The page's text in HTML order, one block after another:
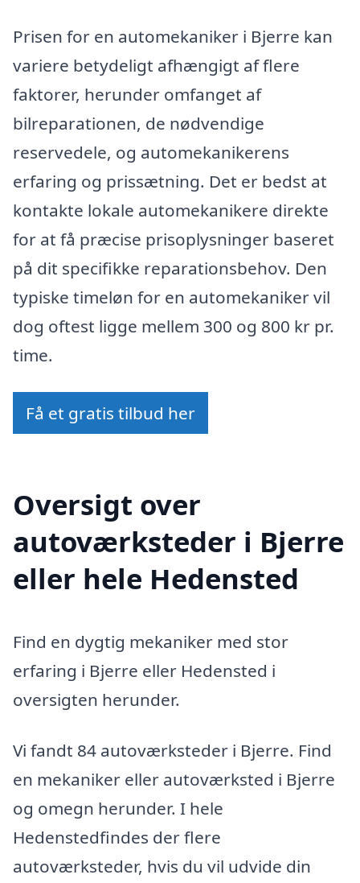
Prisen for en automekaniker i Bjerre kan
variere betydeligt afhængigt af flere
faktorer, herunder omfanget af
bilreparationen, de nødvendige
reservedele, og automekanikerens
erfaring og prissætning. Det er bedst at
kontakte lokale automekanikere direkte
for at få præcise prisoplysninger baseret
på dit specifikke reparationsbehov. Den
typiske timeløn for en automekaniker vil
dog oftest ligge mellem 300 og 800 kr pr.
time.
Få et gratis tilbud her
Oversigt over
autoværksteder i Bjerre
eller hele Hedensted
Find en dygtig mekaniker med stor
erfaring i Bjerre eller Hedensted i
oversigten herunder.
Vi fandt 84 autoværksteder i Bjerre. Find
en mekaniker eller autoværksted i Bjerre
og omegn herunder. I hele
Hedenstedfindes der flere
autoværksteder, hvis du vil udvide din